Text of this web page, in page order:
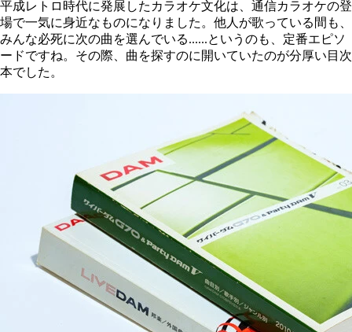
平成レトロ時代に発展したカラオケ文化は、通信カラオケの登
場で一気に身近なものになりました。他人が歌っている間も、
みんな必死に次の曲を選んでいる......というのも、定番エピソ
ードですね。その際、曲を探すのに開いていたのが分厚い目次
本でした。